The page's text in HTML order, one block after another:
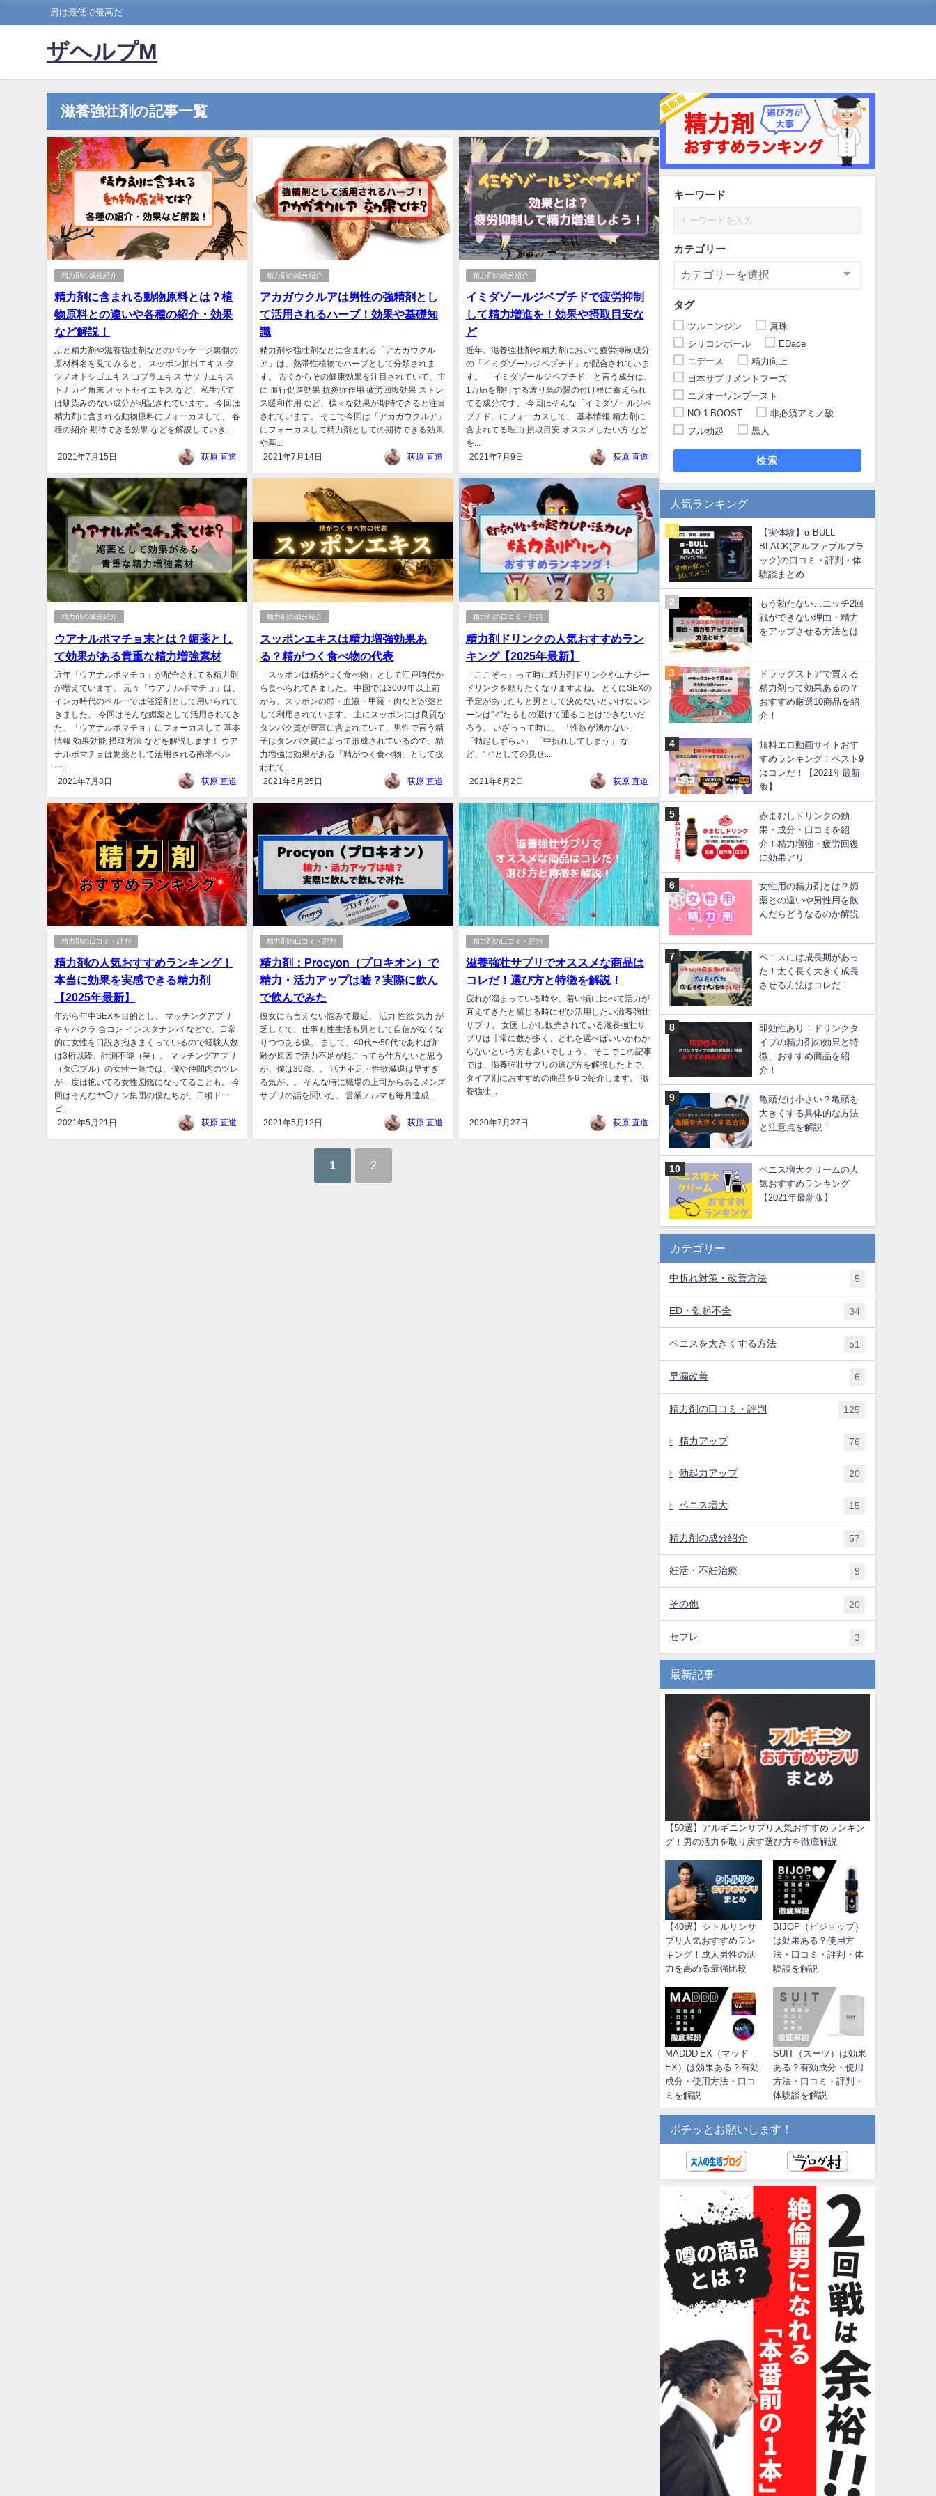
男は最低で最高だ
ザヘルプM
滋養強壮剤の記事一覧
精力剤の成分紹介
精力剤に含まれる動物原料とは？植
物原料との違いや各種の紹介・効果
など解説！
ふと精力剤や滋養強壮剤などのパッケージ裏側の
原材料名を見てみると、 スッポン抽出エキス タ
ツノオトシゴエキス コブラエキス サソリエキス
トナカイ角末 オットセイエキス など、私生活で
は馴染みのない成分が明記されています。 今回は
精力剤に含まれる動物原料にフォーカスして、 各
種の紹介 期待できる効果 などを解説していき...
2021年7月15日 荻原 直道
精力剤の成分紹介
アカガウクルアは男性の強精剤とし
て活用されるハーブ！効果や基礎知
識
精力剤や強壮剤などに含まれる「アカガウクル
ア」は、熱帯性植物でハーブとして分類されま
す。 古くからその健康効果を注目されていて、主
に 血行促進効果 抗炎症作用 疲労回復効果 ストレ
ス暖和作用 など、様々な効果が期待できると注目
されています。 そこで今回は「アカガウクルア」
にフォーカスして精力剤としての期待できる効果
や基...
2021年7月14日
荻原 直道
精力剤の成分紹介
イミダゾールジペプチドで疲労抑制
して精力増進を！効果や摂取目安な
ど
近年、滋養強壮剤や精力剤において疲労抑制成分
の「イミダゾールジペプチド」が配合されていま
す。 「イミダゾールジペプチド」と言う成分は、
1万㎞を飛行する渡り鳥の翼の付け根に蓄えられ
てる成分です。 今回はそんな「イミダゾールジペ
プチド」にフォーカスして、 基本情報 精力剤に
含まれてる理由 摂取目安 オススメしたい方 など
を...
2021年7月9日
荻原 直道
精力剤の成分紹介
ウアナルポマチョ末とは？媚薬とし
て効果がある貴重な精力増強素材
近年「ウアナルポマチョ」が配合されてる精力剤
が増えています。 元々「ウアナルポマチョ」は、
インカ時代のペルーでは催淫剤として用いられて
きました。 今回はそんな媚薬として活用されてき
た、「ウアナルポマチョ」にフォーカスして 基本
情報 効果効能 摂取方法 などを解説します！ ウア
ナルポマチョは媚薬として活用される南米ペル
ー...
2021年7月8日
荻原 直道
精力剤の成分紹介
スッポンエキスは精力増強効果あ
る？精がつく食べ物の代表
「スッポンは精がつく食べ物」として江戸時代か
ら食べられてきました。 中国では3000年以上前
から、スッポンの頭・血液・甲羅・肉などが薬と
して利用されています。 主にスッポンには良質な
タンパク質が豊富に含まれていて、男性で言う精
子はタンパク質によって形成されているので、精
力増強に効果がある「精がつく食べ物」として扱
われて...
2021年6月25日
荻原 直道
精力剤の口コミ・評判
精力剤ドリンクの人気おすすめラン
キング【2025年最新】
「ここぞっ」って時に精力剤ドリンクやエナジー
ドリンクを頼りたくなりますよね。 とくにSEXの
予定があったりと男として決めないといけないシ
ーンは"♂"たるもの避けて通ることはできないだ
ろう。 いざっって時に、 「性欲が湧かない」
「勃起しずらい」 「中折れしてしまう」 な
ど、"♂"としての見せ...
2021年6月2日 荻原 直道
精力剤の口コミ・評判
精力剤の人気おすすめランキング！
本当に効果を実感できる精力剤
【2025年最新】
年がら年中SEXを目的とし、 マッチングアプリ
キャバクラ 合コン インスタナンパ などで、日常
的に女性を口説き抱きまくっているので経験人数
は3桁以降、計測不能（笑）。 マッチングアプリ
（タ◯プル）の女性一覧では、僕や仲間内のツレ
が一度は抱いてる女性図鑑になってることも。 今
回はそんなヤ◯チン集団の僕たちが、日頃ドー
ピ...
2021年5月21日
荻原 直道
精力剤の口コミ・評判
精力剤：Procyon（プロキオン）で
精力・活力アップは嘘？実際に飲ん
で飲んでみた
彼女にも言えない悩みで最近、 活力 性欲 気力 が
乏しくて、仕事も性生活も男として自信がなくな
りつつある僕。 まして、40代〜50代であれば加
齢が原因で活力不足が起こっても仕方ないと思う
が、僕は36歳。。 活力不足・性欲減退は早すぎ
る気が。。 そんな時に職場の上司からあるメンズ
サプリの話を聞いた。 営業ノルマも毎月達成...
2021年5月12日 荻原 直道
精力剤の口コミ・評判
滋養強壮サプリでオススメな商品は
コレだ！選び方と特徴を解説！
疲れが溜まっている時や、若い頃に比べて活力が
衰えてきたと感じる時にぜひ活用したい滋養強壮
サプリ。 女医 しかし販売されている滋養強壮サ
プリは非常に数が多く、どれを選べばいいかわか
らないという方も多いでしょう。 そこでこの記事
では、滋養強壮サプリの選び方を解説した上で、
タイプ別におすすめの商品を6つ紹介します。 滋
養強壮...
2020年7月27日 荻原 直道
1 2
キーワード
カテゴリー
タグ
ツルニンジン
真珠
シリコンボール
EDace
エデース
精力向上
日本サプリメントフーズ
エヌオーワンブースト
NO-1 BOOST
非必須アミノ酸
フル勃起
黒人
検索
人気ランキング
【実体験】α-BULL
BLACK(アルファブルブラ
ック)の口コミ・評判・体
験談まとめ
もう勃たない…エッチ2回
戦ができない理由・精力
をアップさせる方法とは
ドラッグストアで買える
精力剤って効果あるの？
おすすめ厳選10商品を紹
介！
無料エロ動画サイトおす
すめランキング！ベスト9
はコレだ！【2021年最新
版】
赤まむしドリンクの効
果・成分・口コミを紹
介！精力増強・疲労回復
に効果アリ
女性用の精力剤とは？媚
薬との違いや男性用を飲
んだらどうなるのか解説
ペニスには成長期があっ
た！太く長く大きく成長
させる方法はコレだ！
即効性あり！ドリンクタ
イプの精力剤の効果と特
徴、おすすめ商品を紹
介！
亀頭だけ小さい？亀頭を
大きくする具体的な方法
と注意点を解説！
ペニス増大クリームの人
気おすすめランキング
【2021年最新版】
カテゴリー
中折れ対策・改善方法 5
ED・勃起不全 34
ペニスを大きくする方法 51
早漏改善 6
精力剤の口コミ・評判 125
精力アップ 76
勃起力アップ 20
ペニス増大 15
精力剤の成分紹介 57
妊活・不妊治療 9
その他 20
セフレ 3
最新記事
【50選】アルギニンサプリ人気おすすめランキン
グ！男の活力を取り戻す選び方を徹底解説
【40選】シトルリンサ
プリ人気おすすめラン
キング！成人男性の活
力を高める最強比較
BIJOP（ビジョップ）
は効果ある？使用方
法・口コミ・評判・体
験談を解説
MADDD EX（マッド
EX）は効果ある？有効
成分・使用方法・口コ
ミを解説
SUIT（スーツ）は効果
ある？有効成分・使用
方法・口コミ・評判・
体験談を解説
ポチッとお願いします！